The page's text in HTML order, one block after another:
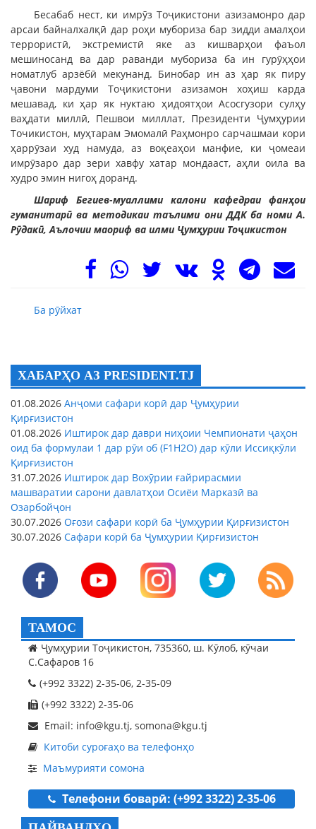
Бесабаб нест, ки имрӯз Тоҷикистони азизамонро дар
арсаи байналхалқӣ дар роҳи мубориза бар зидди амалҳои
террористӣ, экстремистӣ яке аз кишварҳои фаъол
мешиносанд ва дар раванди мубориза ба ин гурӯҳҳои
номатлуб арзёбӣ мекунанд. Бинобар ин аз ҳар як пиру
ҷавони мардуми Тоҷикистони азизамон хоҳиш карда
мешавад, ки ҳар як нуктаю ҳидоятҳои Асосгузори сулҳу
ваҳдати миллӣ, Пешвои милллат, Президенти Ҷумҳурии
Точикистон, муҳтарам Эмомалӣ Раҳмонро сарчашмаи кори
ҳаррӯзаи худ намуда, аз воқеаҳои манфие, ки ҷомеаи
имрӯзаро дар зери хавфу хатар мондааст, аҳли оила ва
худро эмин нигоҳ доранд.
Шариф Бегиев-муаллими калони кафедраи фанҳои
гуманитарӣ ва методикаи таълими они ДДК ба номи А.
Рӯдакӣ, Аълочии маориф ва илми Ҷумҳурии Тоҷикистон
Ба рӯйхат
ХАБАРҲО АЗ PRESIDENT.TJ
01.08.2026 Анҷоми сафари корӣ дар Ҷумҳурии
Қирғизистон
01.08.2026 Иштирок дар даври ниҳоии Чемпионати ҷаҳон
оид ба формулаи 1 дар рӯи об (F1H2O) дар кӯли Иссиқкӯли
Қирғизистон
31.07.2026 Иштирок дар Вохӯрии ғайрирасмии
машваратии сарони давлатҳои Осиёи Марказӣ ва
Озарбойҷон
30.07.2026 Оғози сафари корӣ ба Ҷумҳурии Қирғизистон
30.07.2026 Сафари корӣ ба Ҷумҳурии Қирғизистон
ТАМОС
Ҷумҳурии Тоҷикистон, 735360, ш. Кӯлоб, кӯчаи
С.Сафаров 16
(+992 3322) 2-35-06, 2-35-09
(+992 3322) 2-35-06
Email: info@kgu.tj, somona@kgu.tj
Китоби суроғаҳо ва телефонҳо
Маъмурияти сомона
Телефони боварӣ: (+992 3322) 2-35-06